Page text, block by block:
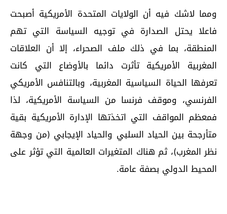
ومما لاشك فيه أن الولايات المتحدة الأمريكية أصبحت
فاعلا يحتل الصدارة في توجيه السياسة التي تهم
المنطقة، بما في ذلك ملف الصحراء، إلا أن العلاقات
المغربية الأمريكية تأثرت دائما بالأوضاع التي كانت
تعرفها الحياة السياسية المغربية، وبالتنافس الأمريكي
الفرنسي، وموقف فرنسا من السياسة الأمريكية، لذا
فمعظم المواقف التي اتخذتها الإدارة الأمريكية بقية
متأرجحة بين الحياد السلبي والحياد الإيجابي (من وجهة
نظر المغرب)، ثم هناك المتغيرات العالمية التي تؤثر على
المحيط الدولي بصفة عامة.